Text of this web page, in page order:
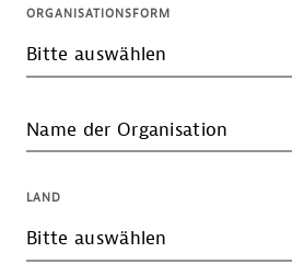
ORGANISATIONSFORM
Name der Organisation
LAND